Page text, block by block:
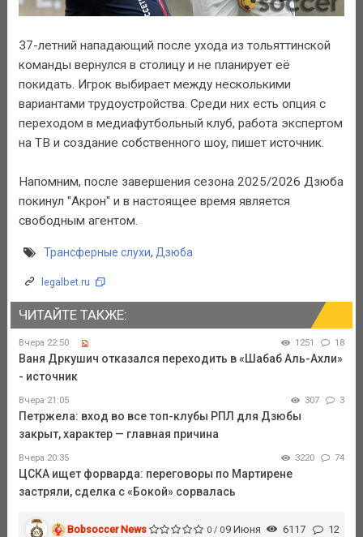
37-летний нападающий после ухода из тольяттинской
команды вернулся в столицу и не планирует её
покидать. Игрок выбирает между несколькими
вариантами трудоустройства. Среди них есть опция с
переходом в медиафутбольный клуб, работа экспертом
на ТВ и создание собственного шоу, пишет источник.
Напомним, после завершения сезона 2025/2026 Дзюба
покинул "Акрон" и в настоящее время является
свободным агентом.
Трансферные слухи, Дзюба
legalbet.ru
ЧИТАЙТЕ ТАКЖЕ:
Вчера 22:50 1251 18
Ваня Дркушич отказался переходить в «Шабаб Аль-Ахли»
- источник
Вчера 21:05 307 3
Петржела: вход во все топ-клубы РПЛ для Дзюбы
закрыт, характер — главная причина
Вчера 20:35 3220 74
ЦСКА ищет форварда: переговоры по Мартирене
застряли, сделка с «Бокой» сорвалась
Bobsoccer News 0 / 09 Июня 6117 12